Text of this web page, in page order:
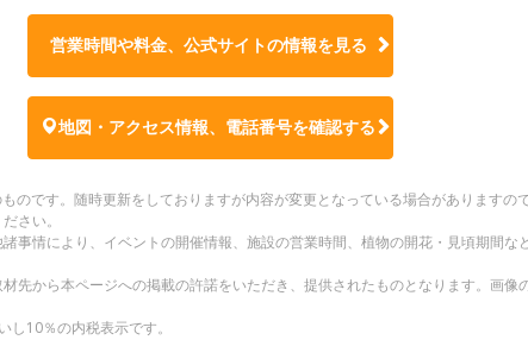
営業時間や料金、公式サイトの情報を見る
地図・アクセス情報、電話番号を確認する
のです。随時更新をしておりますが内容が変更となっている場合がありますの
さい。
事情により、イベントの開催情報、施設の営業時間、植物の開花・見頃期間な
先から本ページへの掲載の許諾をいただき、提供されたものとなります。画像
10％の内税表示です。